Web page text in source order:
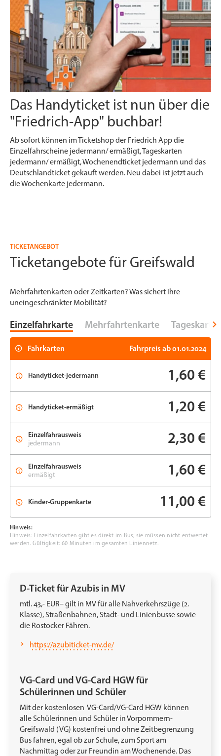
Das Handyticket ist nun über die
"Friedrich-App" buchbar!
Ab sofort können im Ticketshop der Friedrich App die
Einzelfahrscheine jedermann/ ermäßigt, Tageskarten
jedermann/ ermäßigt, Wochenendticket jedermann und das
Deutschlandticket gekauft werden. Neu dabei ist jetzt auch
die Wochenkarte jedermann.
TICKETANGEBOT
Ticketangebote für Greifswald
Mehrfahrtenkarten oder Zeitkarten? Was sichert Ihre
uneingeschränkter Mobilität?
Einzelfahrkarte Mehrfahrtenkarte Tageskarte
Fahrkarten Fahrpreis ab 01.01.2024
Handyticket-jedermann 1,60 €
Handyticket-ermäßigt 1,20 €
Einzelfahrausweis
jedermann
2,30 €
Einzelfahrausweis
ermäßigt
1,60 €
Kinder-Gruppenkarte 11,00 €
Hinweis:
Hinweis: Einzelfahrkarten gibt es direkt im Bus; sie müssen nicht entwertet
werden. Gültigkeit: 60 Minuten im gesamten Liniennetz.
D-Ticket für Azubis in MV
mtl. 43,- EUR– gilt in MV für alle Nahverkehrszüge (2.
Klasse), Straßenbahnen, Stadt- und Linienbusse sowie
die Rostocker Fähren.
https://azubiticket-mv.de/
VG-Card und VG-Card HGW für
Schülerinnen und Schüler
Mit der kostenlosen VG-Card/VG-Card HGW können
alle Schülerinnen und Schüler in Vorpommern-
Greifswald (VG) kostenfrei und ohne Zeitbegrenzung
Bus fahren, egal ob zur Schule, zum Sport am
Nachmittag oder zur Freundin am Wochenende. Das